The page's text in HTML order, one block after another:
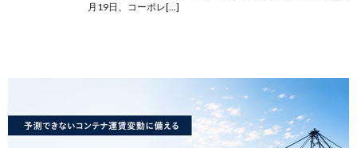
月19日、コーポレ[…]